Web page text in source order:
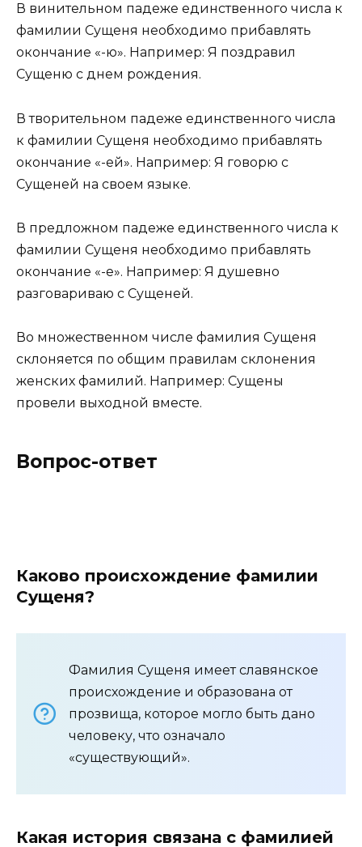
В винительном падеже единственного числа к
фамилии Сущеня необходимо прибавлять
окончание «-ю». Например: Я поздравил
Сущеню с днем рождения.
В творительном падеже единственного числа
к фамилии Сущеня необходимо прибавлять
окончание «-ей». Например: Я говорю с
Сущеней на своем языке.
В предложном падеже единственного числа к
фамилии Сущеня необходимо прибавлять
окончание «-е». Например: Я душевно
разговариваю с Сущеней.
Во множественном числе фамилия Сущеня
склоняется по общим правилам склонения
женских фамилий. Например: Сущены
провели выходной вместе.
Вопрос-ответ
Каково происхождение фамилии
Сущеня?
Фамилия Сущеня имеет славянское
происхождение и образована от
прозвища, которое могло быть дано
человеку, что означало
«существующий».
Какая история связана с фамилией